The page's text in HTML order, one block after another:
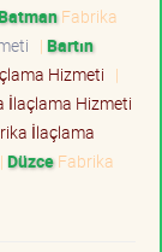
Fabrika
| Bartın
Hizmeti |
İlaçlama Hizmeti
İlaçlama
| DüzceFabrika